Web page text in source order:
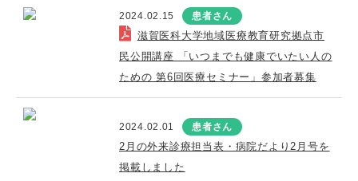
2024.02.15 患者さん
滋賀医科大学地域医療教育研究拠点市
民公開講座 「いつまでも健康でいたい人の
ための 第6回医療セミナー」参加者募集
2024.02.01 患者さん
2月の外来診療担当表・病院だより2月号を
掲載しました